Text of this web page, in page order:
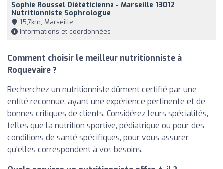
Sophie Roussel Diététicienne - Marseille 13012
Nutritionniste Sophrologue
15,7km, Marseille
Informations et coordonnées
Comment choisir le meilleur nutritionniste à
Roquevaire ?
Recherchez un nutritionniste dûment certifié par une
entité reconnue, ayant une expérience pertinente et de
bonnes critiques de clients. Considérez leurs spécialités,
telles que la nutrition sportive, pédiatrique ou pour des
conditions de santé spécifiques, pour vous assurer
qu'elles correspondent à vos besoins.